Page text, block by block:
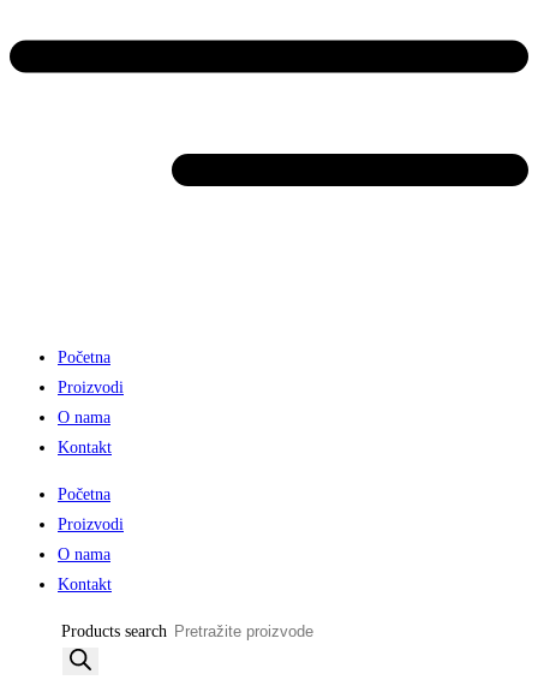
Početna
Proizvodi
O nama
Kontakt
Početna
Proizvodi
O nama
Kontakt
Products search